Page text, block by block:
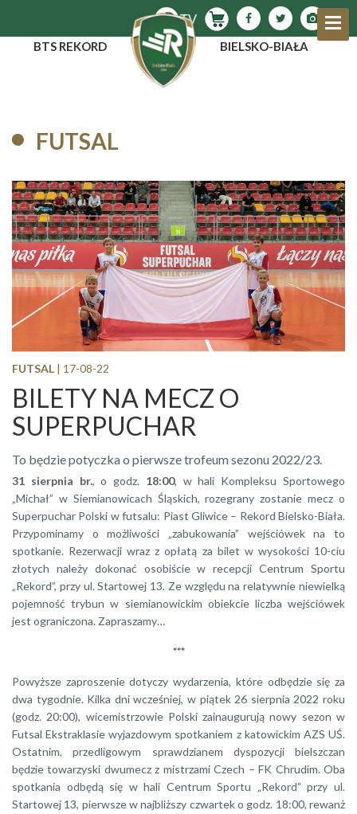
BTS REKORD BIELSKO-BIAŁA
FUTSAL
FUTSAL | 17-08-22
BILETY NA MECZ O
SUPERPUCHAR
To będzie potyczka o pierwsze trofeum sezonu 2022/23.
31 sierpnia br., o godz. 18:00, w hali Kompleksu Sportowego
„Michał” w Siemianowicach Śląskich, rozegrany zostanie mecz o
Superpuchar Polski w futsalu: Piast Gliwice – Rekord Bielsko-Biała.
Przypominamy o możliwości „zabukowania” wejściówek na to
spotkanie. Rezerwacji wraz z opłatą za bilet w wysokości 10-ciu
złotych należy dokonać osobiście w recepcji Centrum Sportu
„Rekord”, przy ul. Startowej 13. Ze względu na relatywnie niewielką
pojemność trybun w siemianowickim obiekcie liczba wejściówek
jest ograniczona. Zapraszamy…
***
Powyższe zaproszenie dotyczy wydarzenia, które odbędzie się za
dwa tygodnie. Kilka dni wcześniej, w piątek 26 sierpnia 2022 roku
(godz. 20:00), wicemistrzowie Polski zainaugurują nowy sezon w
Futsal Ekstraklasie wyjazdowym spotkaniem z katowickim AZS UŚ.
Ostatnim, przedligowym sprawdzianem dyspozycji bielszczan
będzie towarzyski dwumecz z mistrzami Czech – FK Chrudim. Oba
spotkania odbędą się w hali Centrum Sportu „Rekord” przy ul.
Startowej 13, pierwsze w najbliższy czwartek o godz. 18:00, rewanż